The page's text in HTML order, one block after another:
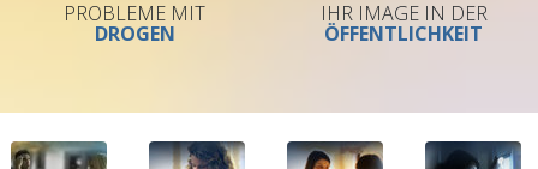
PROBLEME MIT
DROGEN
IHR IMAGE IN DER
ÖFFENTLICHKEIT